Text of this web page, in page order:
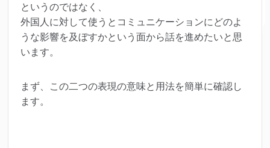
というのではなく、
外国人に対して使うとコミュニケーションにどのよ
うな影響を及ぼすかという面から話を進めたいと思
います。
まず、この二つの表現の意味と用法を簡単に確認し
ます。